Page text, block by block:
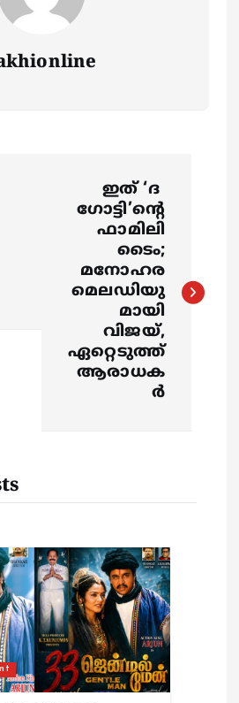
ഇത് ‘ദ ​
ഗോട്ടി’ന്റെ
ഫാമിലി
ടൈം;
മനോഹര
മെലഡിയു
മായി
വിജയ്,
ഏറ്റെടുത്ത്
ആരാധക
ർ